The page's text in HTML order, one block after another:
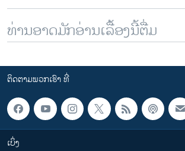
ທ່ານອາດມັກອ່ານເລື້ອງນີ້ຕື່ມ
ຕິດຕາມພວກເຮົາ ທີ່
ເບິ່ງ